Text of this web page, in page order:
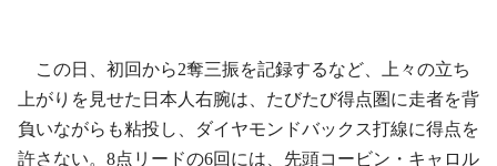
この日、初回から2奪三振を記録するなど、上々の立ち
上がりを見せた日本人右腕は、たびたび得点圏に走者を背
負いながらも粘投し、ダイヤモンドバックス打線に得点を
許さない。8点リードの6回には、先頭コービン・キャロル